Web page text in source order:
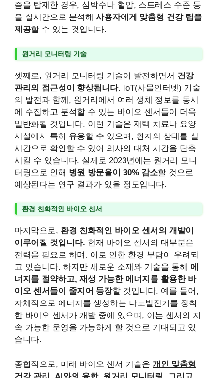
즘을 탑재한 경우, 심박수나 혈압, 스트레스 수준 등
을 실시간으로 분석해 사용자에게 맞춤형 건강 팁을
제공할 수 있는 것입니다.
원거리 모니터링 기술
셋째로, 원거리 모니터링 기술이 발전하면서 건강
관리의 접근성이 향상됩니다. IoT(사물인터넷) 기술
의 발전과 함께, 원거리에서 여러 생체 정보를 동시
에 수집하고 분석할 수 있는 바이오 센서들이 더욱
일반화될 것입니다. 이런 기술은 재택 치료나 요양
시설에서 특히 유용할 수 있으며, 환자의 상태를 실
시간으로 확인할 수 있어 의사의 대처 시간을 단축
시킬 수 있습니다. 실제로 2023년에는 원거리 모니
터링으로 인해 병원 방문율이 30% 감소할 것으로
예상된다는 연구 결과가 있을 정도입니다.
환경 친화적인 바이오 센서
마지막으로, 환경 친화적인 바이오 센서의 개발이
이루어질 것입니다. 현재 바이오 센서의 대부분은
전력을 필요로 하며, 이로 인한 환경 부담이 우려되
고 있습니다. 하지만 새로운 소재와 기술을 통해 에
너지를 절약하고, 재생 가능한 에너지를 활용한 바
이오 센서들이 줄지어 등장할 것입니다. 예를 들어,
자체적으로 에너지를 생성하는 나노발전기를 장착
한 바이오 센서가 개발 중에 있으며, 이는 센서의 지
속 가능한 운영을 가능하게 할 것으로 기대되고 있
습니다.
종합적으로, 미래 바이오 센서 기술은 개인 맞춤형
건강 관리, AI와의 융합, 원거리 모니터링, 그리고